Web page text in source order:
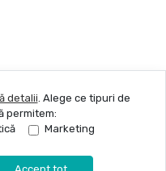
detalii. Alege ce tipuri de
permitem:
Marketing